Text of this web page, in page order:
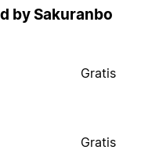
by Sakuranbo
Gratis
Gratis